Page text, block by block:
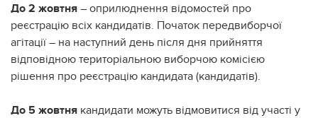
До 2 жовтня – оприлюднення відомостей про
реєстрацію всіх кандидатів. Початок передвиборчої
агітації – на наступний день після дня прийняття
відповідною територіальною виборчою комісією
рішення про реєстрацію кандидата (кандидатів).
До 5 жовтня кандидати можуть відмовитися від участі у